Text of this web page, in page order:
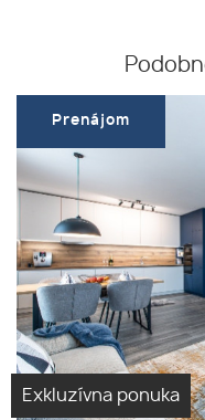
Exkluzívna ponuka
Prenájom